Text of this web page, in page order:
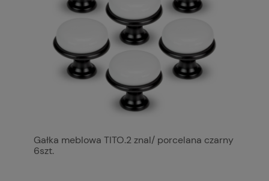
Gałka meblowa TITO.2 znal/ porcelana czarny
6szt.